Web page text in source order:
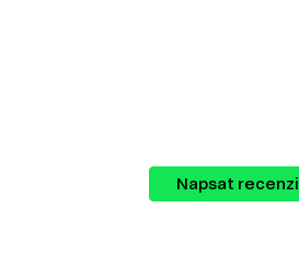
Napsat recenzi